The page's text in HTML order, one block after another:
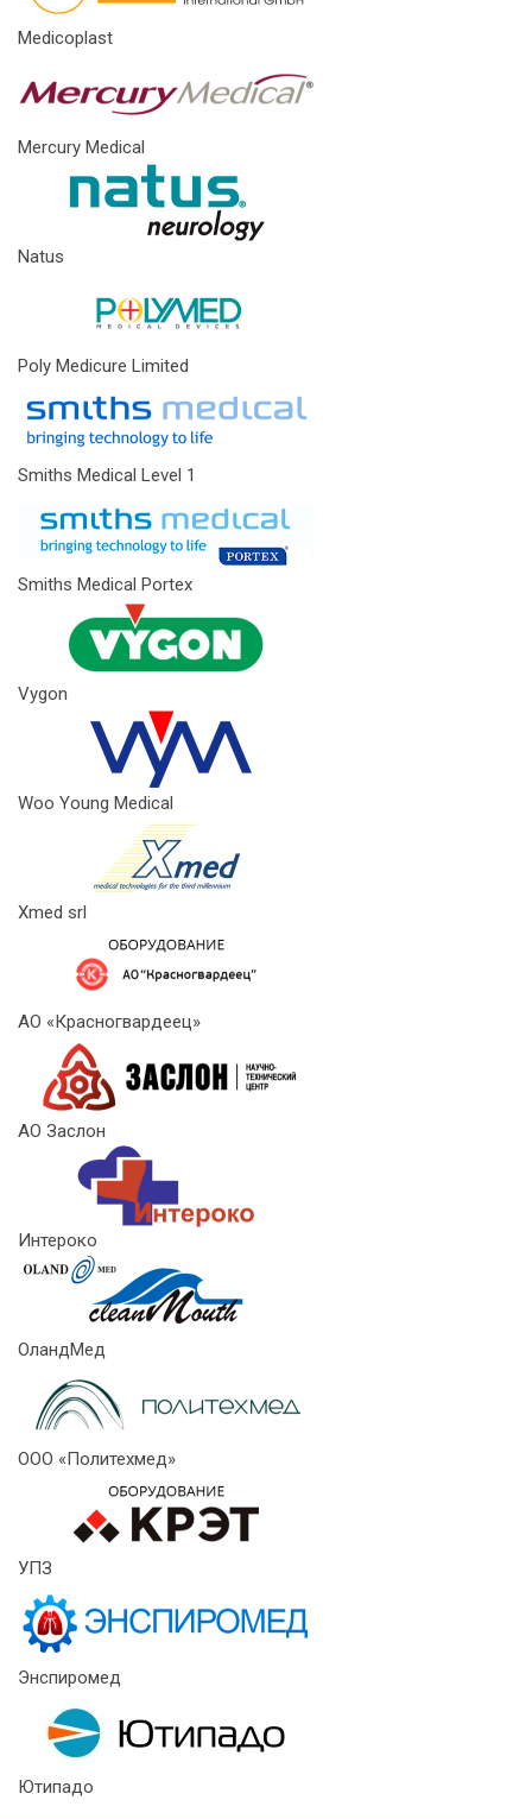
Medicoplast
Mercury Medical
Natus
Poly Medicure Limited
Smiths Medical Level 1
Smiths Medical Portex
Vygon
Woo Young Medical
Xmed srl
АО «Красногвардеец»
АО Заслон
Интероко
ОландМед
ООО «Политехмед»
УПЗ
Энспиромед
Ютипадо